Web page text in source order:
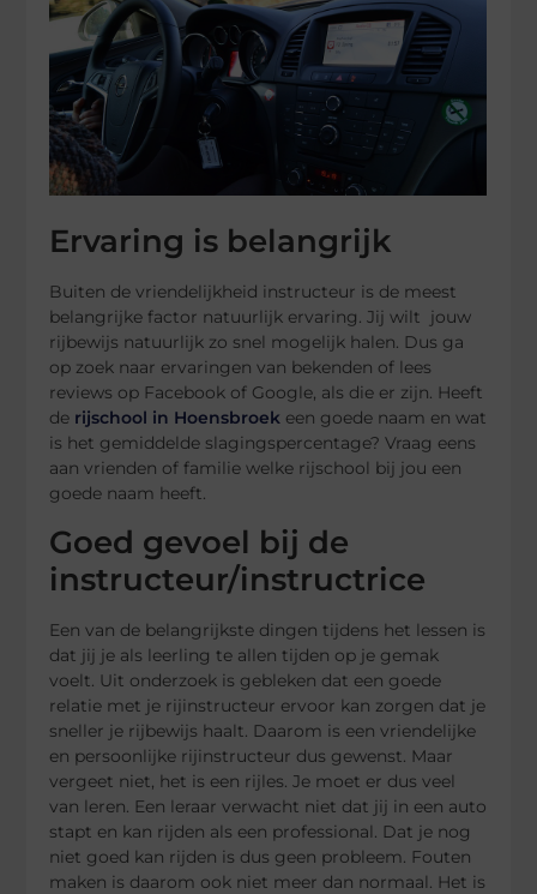
Ervaring is belangrijk
Buiten de vriendelijkheid instructeur is de meest
belangrijke factor natuurlijk ervaring. Jij wilt jouw
rijbewijs natuurlijk zo snel mogelijk halen. Dus ga
op zoek naar ervaringen van bekenden of lees
reviews op Facebook of Google, als die er zijn. Heeft
de rijschool in Hoensbroek een goede naam en wat
is het gemiddelde slagingspercentage? Vraag eens
aan vrienden of familie welke rijschool bij jou een
goede naam heeft.
Goed gevoel bij de
instructeur/instructrice
Een van de belangrijkste dingen tijdens het lessen is
dat jij je als leerling te allen tijden op je gemak
voelt. Uit onderzoek is gebleken dat een goede
relatie met je rijinstructeur ervoor kan zorgen dat je
sneller je rijbewijs haalt. Daarom is een vriendelijke
en persoonlijke rijinstructeur dus gewenst. Maar
vergeet niet, het is een rijles. Je moet er dus veel
van leren. Een leraar verwacht niet dat jij in een auto
stapt en kan rijden als een professional. Dat je nog
niet goed kan rijden is dus geen probleem. Fouten
maken is daarom ook niet meer dan normaal. Het is